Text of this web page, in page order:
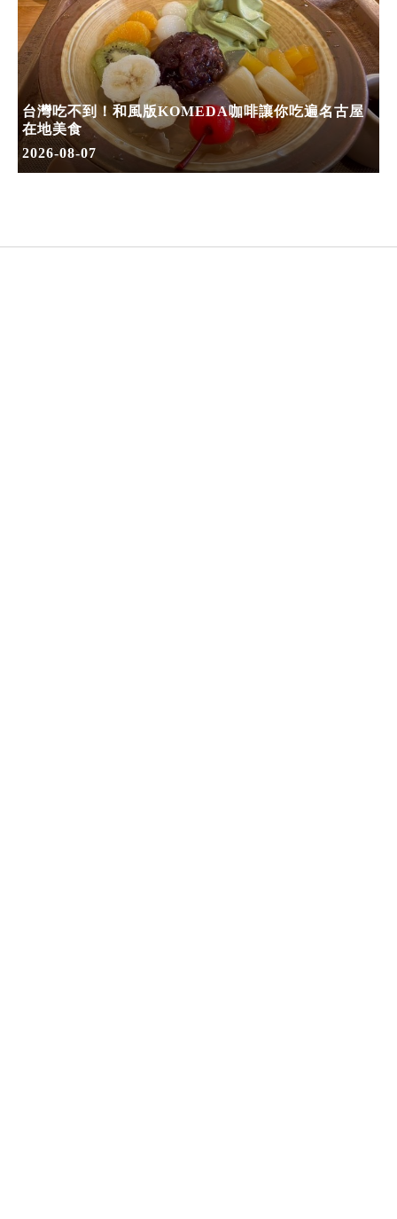
台灣吃不到！和風版KOMEDA咖啡讓你吃遍名古屋
在地美食
2026-08-07